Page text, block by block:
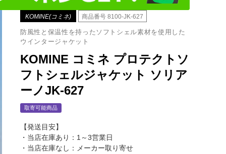
KOMINE(コミネ) 商品番号 8100-JK-627
防風性と保温性を持ったソフトシェル素材を使用した
ウインタージャケット
KOMINE コミネ プロテクトソ
フトシェルジャケット ソリア
ーノJK-627
取寄可能商品
【発送目安】
・当店在庫あり：1～3営業日
・当店在庫なし：メーカー取り寄せ